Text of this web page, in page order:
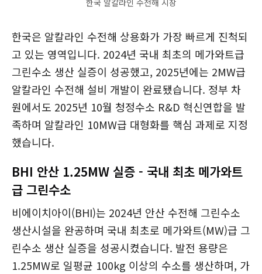
한국 알칼라인 수전해 시장
한국은 알칼라인 수전해 상용화가 가장 빠르게 진척되
고 있는 영역입니다. 2024년 국내 최초의 메가와트급
그린수소 생산 실증이 성공했고, 2025년에는 2MW급
알칼라인 수전해 설비 개발이 완료됐습니다. 정부 차
원에서도 2025년 10월 청정수소 R&D 혁신연합을 발
족하며 알칼라인 10MW급 대형화를 핵심 과제로 지정
했습니다.
BHI 안산 1.25MW 실증 - 국내 최초 메가와트
급 그린수소
비에이치아이(BHI)는 2024년 안산 수전해 그린수소
생산시설을 완공하며 국내 최초로 메가와트(MW)급 그
린수소 생산 실증을 성공시켰습니다. 발전 용량은
1.25MW로 일평균 100kg 이상의 수소를 생산하며, 가